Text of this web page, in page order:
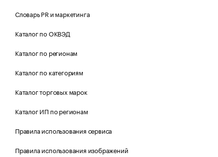
Словарь PR и маркетинга
Каталог по ОКВЭД
Каталог по регионам
Каталог по категориям
Каталог торговых марок
Каталог ИП по регионам
Правила использования сервиса
Правила использования изображений